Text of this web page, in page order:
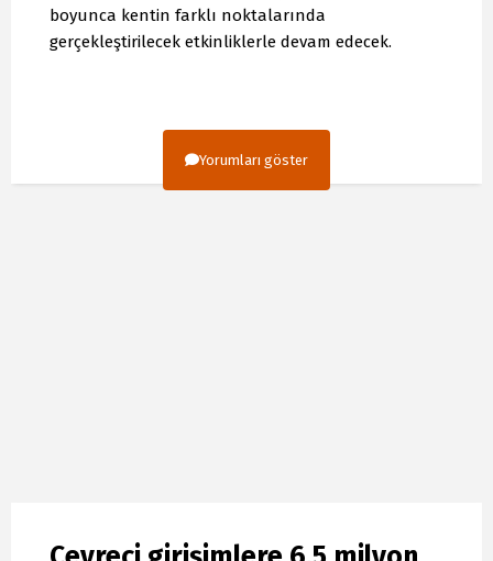
boyunca kentin farklı noktalarında
gerçekleştirilecek etkinliklerle devam edecek.
Yorumları göster